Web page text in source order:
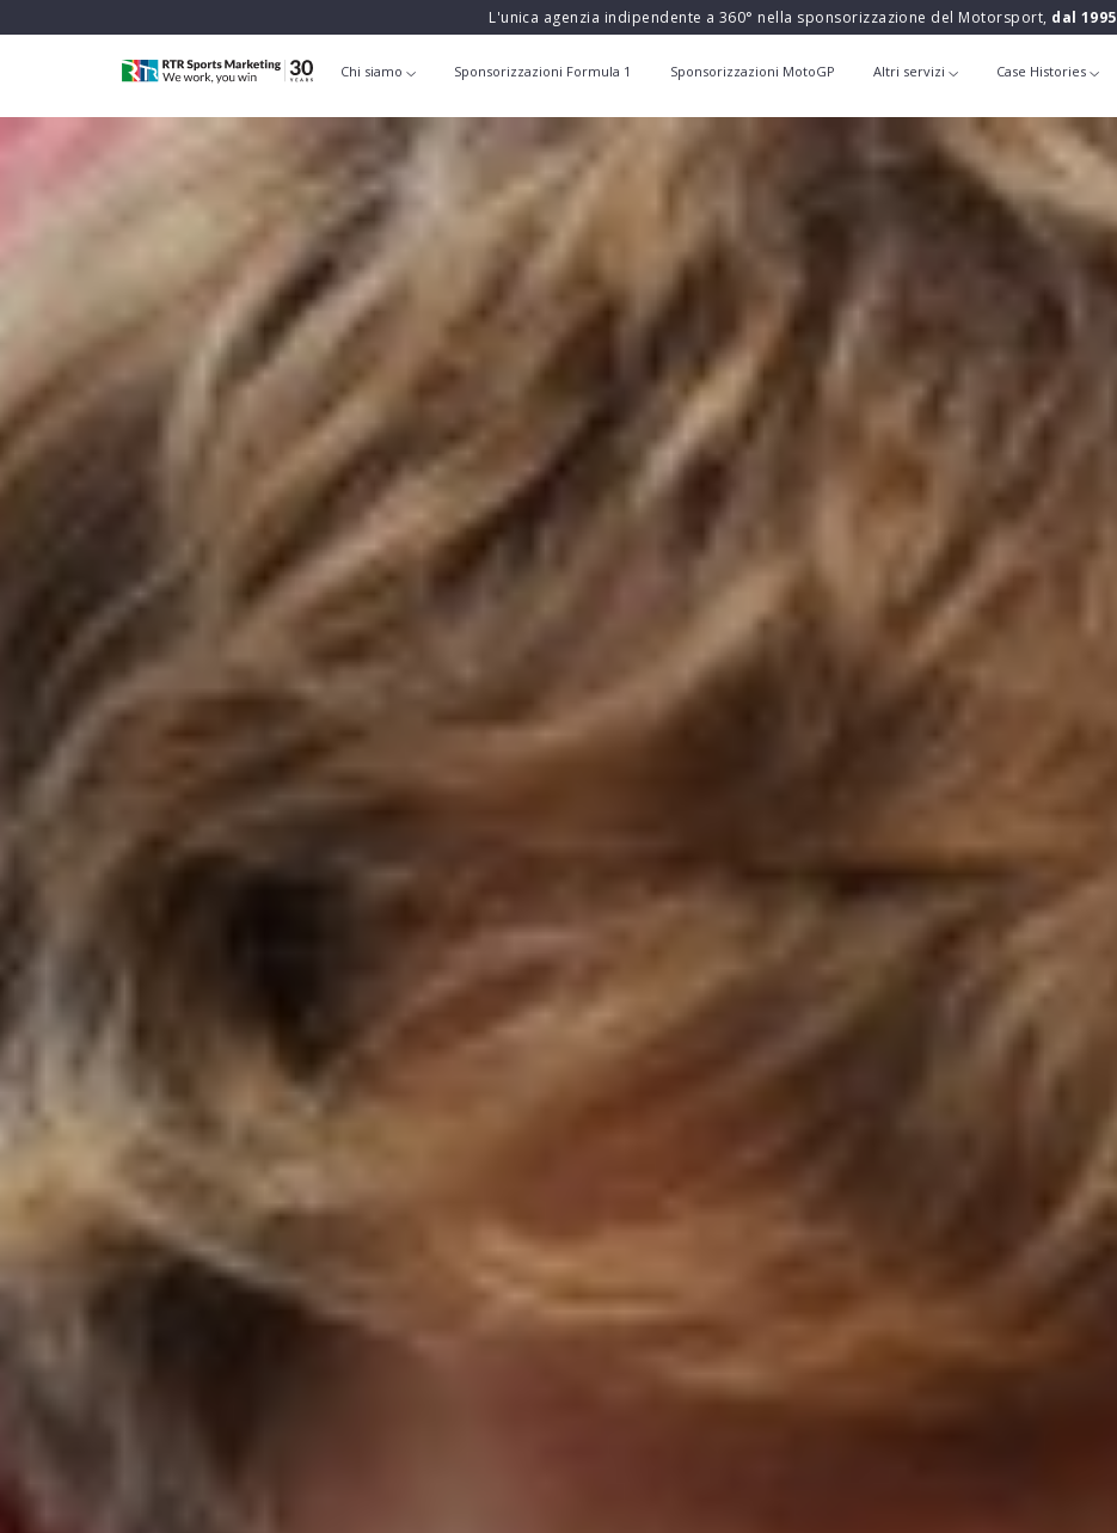
L'unica agenzia indipendente a 360° nella sponsorizzazione del Motorsport, dal 1995
Chi siamo Sponsorizzazioni Formula 1 Sponsorizzazioni MotoGP Altri servizi Case Histories